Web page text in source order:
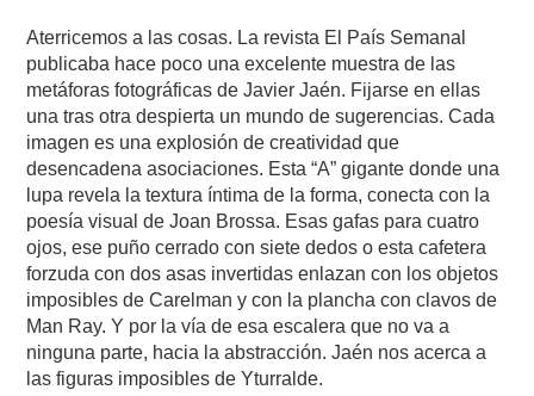
Aterricemos a las cosas. La revista El País Semanal
publicaba hace poco una excelente muestra de las
metáforas fotográficas de Javier Jaén. Fijarse en ellas
una tras otra despierta un mundo de sugerencias. Cada
imagen es una explosión de creatividad que
desencadena asociaciones. Esta “A” gigante donde una
lupa revela la textura íntima de la forma, conecta con la
poesía visual de Joan Brossa. Esas gafas para cuatro
ojos, ese puño cerrado con siete dedos o esta cafetera
forzuda con dos asas invertidas enlazan con los objetos
imposibles de Carelman y con la plancha con clavos de
Man Ray. Y por la vía de esa escalera que no va a
ninguna parte, hacia la abstracción. Jaén nos acerca a
las figuras imposibles de Yturralde.